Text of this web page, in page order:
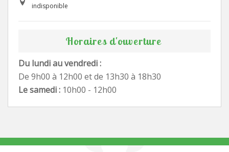
indisponible
Horaires d'ouverture
Du lundi au vendredi :
De 9h00 à 12h00 et de 13h30 à 18h30
Le samedi : 10h00 - 12h00